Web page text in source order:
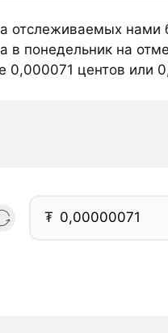
отслеживаемых
в понедельник на
0,000071 центов или
₮